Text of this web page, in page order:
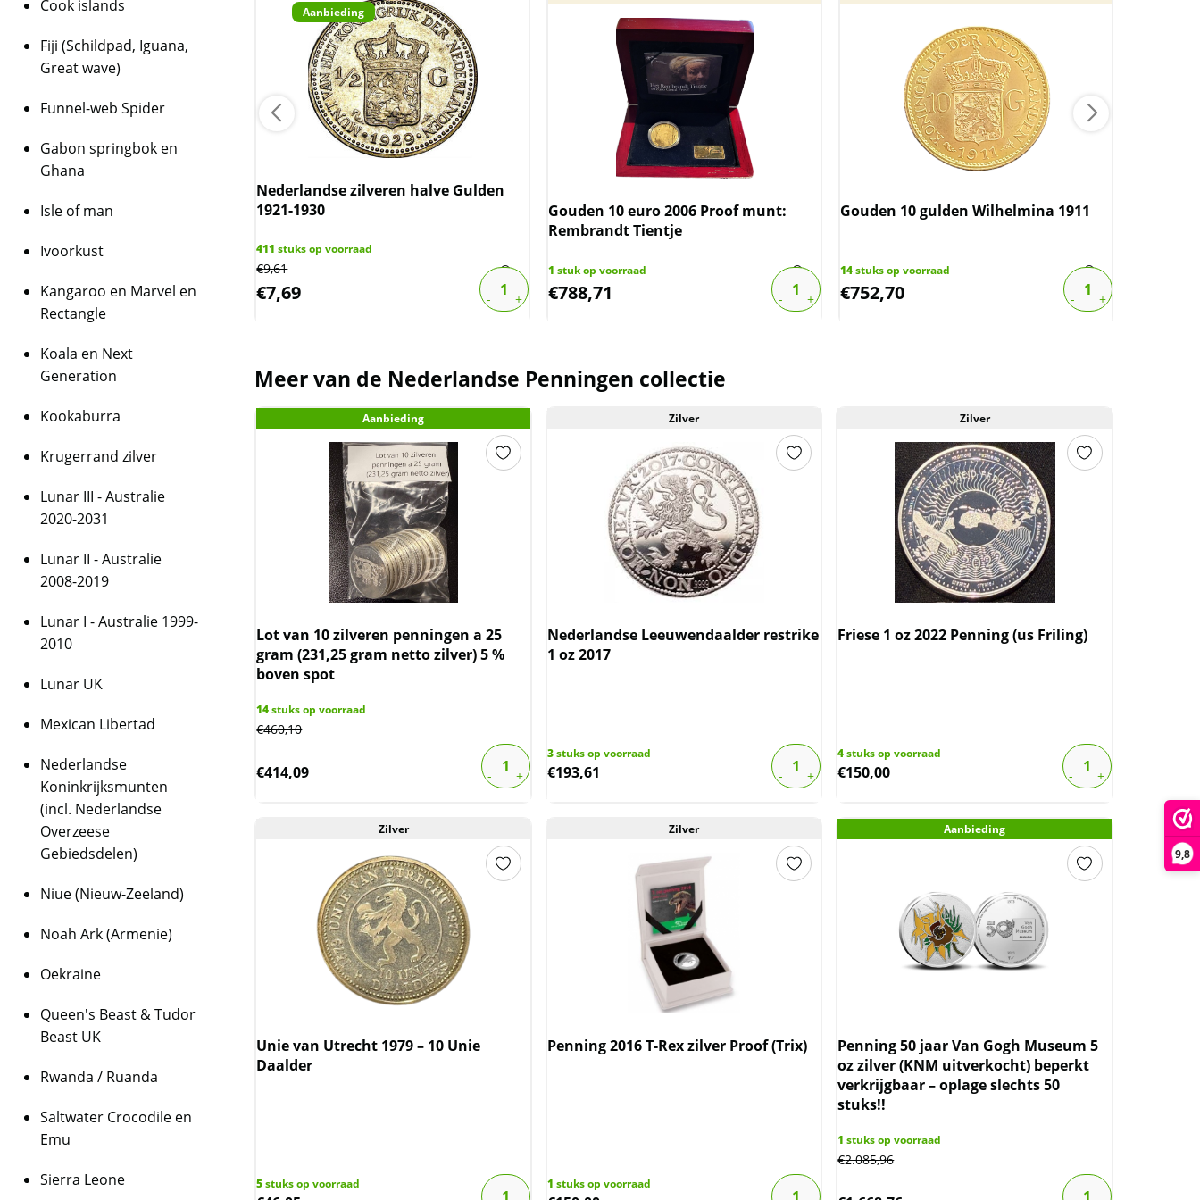
9,8
Postzegel en 1 Gulden
Aanbieding
Nederlandse zilveren halve Gulden
1921-1930
411 stuks op voorraad
€9,61
€7,69
Gouden 10 euro 2006 Proof munt:
Rembrandt Tientje
1 stuk op voorraad
€788,71
Gouden 10 gulden Wilhelmina 1911
14stuks op voorraad
€752,70
Meer van de Nederlandse Penningen collectie
Aanbieding
Lot van 10 zilveren penningen a 25
gram (231,25 gram netto zilver) 5 %
boven spot
14stuks op voorraad
€460,10
€414,09
Zilver
Nederlandse Leeuwendaalder restrike
1 oz 2017
3stuks op voorraad
€193,61
Zilver
Friese 1 oz 2022 Penning (us Friling)
4stuks op voorraad
€150,00
Zilver
Unie van Utrecht 1979 – 10 Unie
Daalder
5stuks op voorraad
Zilver
Penning 2016 T-Rex zilver Proof (Trix)
1 stuks op voorraad
Aanbieding
Penning 50 jaar Van Gogh Museum 5
oz zilver (KNM uitverkocht) beperkt
verkrijgbaar – oplage slechts 50
stuks!!
1 stuks op voorraad
€2.085,96
Cook islands
Fiji (Schildpad, Iguana,
Great wave)
Funnel-web Spider
Gabon springbok en
Ghana
Isle of man
Ivoorkust
Kangaroo en Marvel en
Rectangle
Koala en Next
Generation
Kookaburra
Krugerrand zilver
Lunar III - Australie
2020-2031
Lunar II - Australie
2008-2019
Lunar I - Australie 1999-
2010
Lunar UK
Mexican Libertad
Nederlandse
Koninkrijksmunten
(incl. Nederlandse
Overzeese
Gebiedsdelen)
Niue (Nieuw-Zeeland)
Noah Ark (Armenie)
Oekraine
Queen's Beast & Tudor
Beast UK
Rwanda / Ruanda
Saltwater Crocodile en
Emu
Sierra Leone